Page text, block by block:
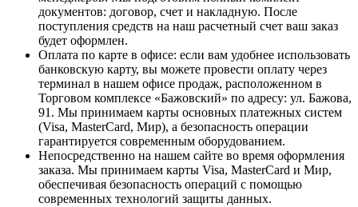
документов: договор, счет и накладную. После
поступления средств на наш расчетный счет ваш заказ
будет оформлен.
Оплата по карте в офисе: если вам удобнее использовать
банковскую карту, вы можете провести оплату через
терминал в нашем офисе продаж, расположенном в
Торговом комплексе «Бажовский» по адресу: ул. Бажова,
91. Мы принимаем карты основных платежных систем
(Visa, MasterCard, Мир), а безопасность операции
гарантируется современным оборудованием.
Непосредственно на нашем сайте во время оформления
заказа. Мы принимаем карты Visa, MasterCard и Мир,
обеспечивая безопасность операций с помощью
современных технологий защиты данных.